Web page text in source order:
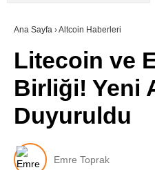
SÖZLÜK
Ana Sayfa ›Altcoin Haberleri
Litecoin ve
Birliği! Yeni
Duyuruldu
Emre Toprak